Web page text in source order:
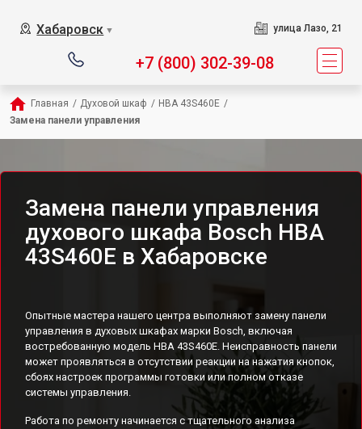
Хабаровск ▼ улица Лазо, 21
+7 (800) 302-39-08
Главная / Духовой шкаф / HBA 43S460E /
Замена панели управления
Замена панели управления
духового шкафа Bosch HBA
43S460E в Хабаровске
Опытные мастера нашего центра выполняют замену панели
управления в духовых шкафах марки Bosch, включая
востребованную модель HBA 43S460E. Неисправность панели
может проявляться в отсутствии реакции на нажатия кнопок,
сбоях настроек программы готовки или полном отказе
системы управления.
Работа по ремонту начинается с тщательного анализа